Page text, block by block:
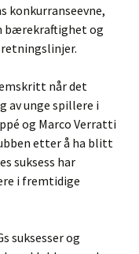
konkurranseevne,
bærekraftighet og
når det
unge spillere i
og Marco Verratti
etter å ha blitt
suksess har
i fremtidige
suksesser og